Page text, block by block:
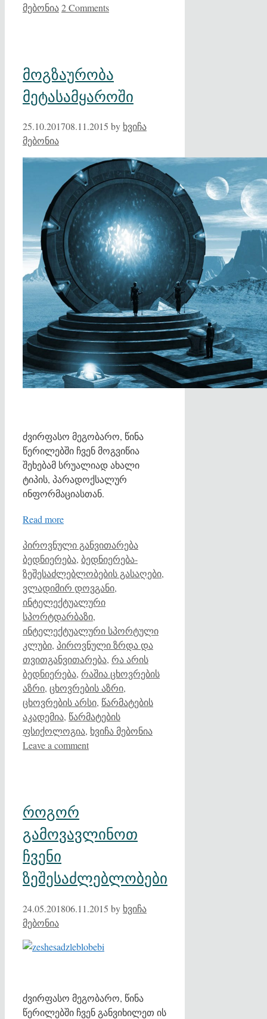
მებონია2 Comments
მოგზაურობა
მეტასამყაროში
25.10.201708.11.2015 by ხვიჩა
მებონია
ძვირფასო მეგობარო, წინა
წერილებში ჩვენ მოგვიწია
შეხებამ სრუალიად ახალი
ტიპის, პარადოქსალურ
ინფორმაციასთან.
Read more
Categories
პიროვნული განვითარებაTags
ბედნიერება, ბედნიერება-
ზეშესაძლებლობების გასაღები,
ვლადიმირ დოვგანი,
ინტელექტუალური
სპორტდარბაზი,
ინტელექტუალური სპორტული
კლუბი, პიროვნული ზრდა და
თვითგანვითარება, რა არის
ბედნიერება, რაშია ცხოვრების
აზრი, ცხოვრების აზრი,
ცხოვრების არსი, წარმატების
აკადემია, წარმატების
ფსიქოლოგია, ხვიჩა მებონია
Leave a comment
როგორ
გამოვავლინოთ
ჩვენი
ზეშესაძლებლობები
24.05.201806.11.2015 by ხვიჩა
მებონია
ძვირფასო მეგობარო, წინა
წერილებში ჩვენ განვიხილეთ ის